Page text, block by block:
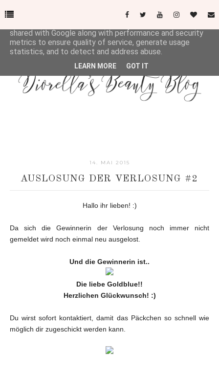
14. MAI 2015
AUSLOSUNG DER VERLOSUNG #2
Hallo ihr lieben! :)
Da sich die Gewinnerin der Verlosung noch immer nicht
gemeldet wird noch einmal neu ausgelost.
Und die Gewinnerin ist..
Die liebe Goldblue!!
Herzlichen Glückwunsch! :)
Du wirst sofort kontaktiert, damit das Päckchen so schnell wie
möglich dir zugeschickt werden kann.
This site uses cookies from Google to deliver its services
shared with Google along with performance and security
metrics to ensure quality of service, generate usage
statistics, and to detect and address abuse.
LEARN MORE GOT IT